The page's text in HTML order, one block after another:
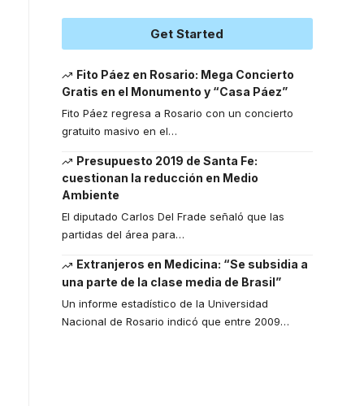
Get Started
Fito Páez en Rosario: Mega Concierto
Gratis en el Monumento y “Casa Páez”
Fito Páez regresa a Rosario con un concierto
gratuito masivo en el…
Presupuesto 2019 de Santa Fe:
cuestionan la reducción en Medio
Ambiente
El diputado Carlos Del Frade señaló que las
partidas del área para…
Extranjeros en Medicina: “Se subsidia a
una parte de la clase media de Brasil”
Un informe estadístico de la Universidad
Nacional de Rosario indicó que entre 2009…